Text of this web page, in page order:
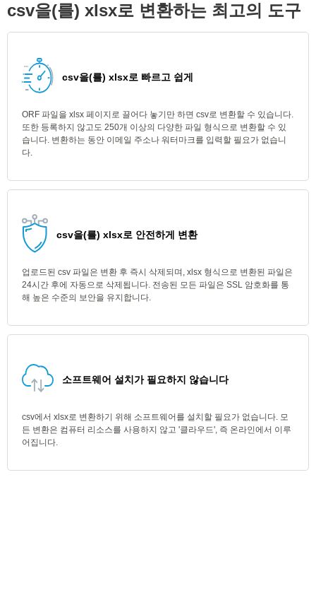
csv을(를) xlsx로 변환하는 최고의 도구
csv을(를) xlsx로 빠르고 쉽게
ORF 파일을 xlsx 페이지로 끌어다 놓기만 하면 csv로 변환할 수 있습니다.
또한 등록하지 않고도 250개 이상의 다양한 파일 형식으로 변환할 수 있
습니다. 변환하는 동안 이메일 주소나 워터마크를 입력할 필요가 없습니
다.
csv을(를) xlsx로 안전하게 변환
업로드된 csv 파일은 변환 후 즉시 삭제되며, xlsx 형식으로 변환된 파일은
24시간 후에 자동으로 삭제됩니다. 전송된 모든 파일은 SSL 암호화를 통
해 높은 수준의 보안을 유지합니다.
소프트웨어 설치가 필요하지 않습니다
csv에서 xlsx로 변환하기 위해 소프트웨어를 설치할 필요가 없습니다. 모
든 변환은 컴퓨터 리소스를 사용하지 않고 '클라우드', 즉 온라인에서 이루
어집니다.